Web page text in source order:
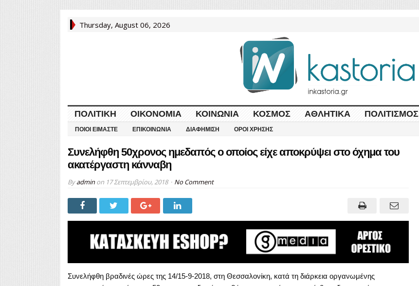
Thursday, August 06, 2026
ΠΟΛΙΤΙΚΉ ΟΙΚΟΝΟΜΊΑ ΚΟΙΝΩΝΊΑ ΚΌΣΜΟΣ ΑΘΛΗΤΙΚΆ ΠΟΛΙΤΙΣΜΌΣ
ΠΟΙΟΙ ΕΊΜΑΣΤΕ ΕΠΙΚΟΙΝΩΝΊΑ ΔΙΑΦΉΜΙΣΗ ΌΡΟΙ ΧΡΉΣΗΣ
Συνελήφθη 50χρονος ημεδαπός ο οποίος είχε αποκρύψει στο όχημα του
ακατέργαστη κάνναβη
Byadminon 17 Σεπτεμβρίου, 2018 No Comment
Συνελήφθη βραδινές ώρες της 14/15-9-2018, στη Θεσσαλονίκη, κατά τη διάρκεια οργανωμένης